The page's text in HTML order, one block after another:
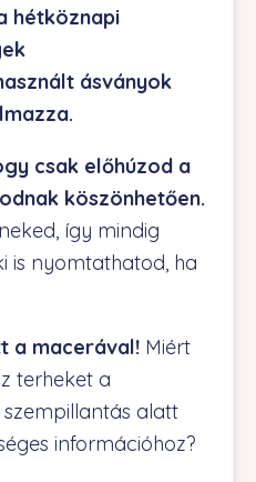
hétköznapi
ásványok
csak előhúzod a
köszönhetően.
így mindig
is nyomtathatod, ha
a macerával! Miért
terheket a
szempillantás alatt
információhoz?